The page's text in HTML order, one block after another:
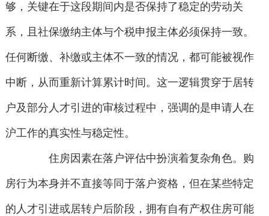
够，关键在于这段期间内是否保持了稳定的劳动关
系，且社保缴纳主体与个税申报主体必须保持一致。
任何断缴、补缴或主体不一致的情况，都可能被视作
中断，从而重新计算累计时间。这一逻辑贯穿于居转
户及部分人才引进的审核过程中，强调的是申请人在
沪工作的真实性与稳定性。
住房因素在落户评估中扮演着复杂角色。购
房行为本身并不直接等同于落户资格，但在某些特定
的人才引进或居转户后阶段，拥有自有产权住房可能